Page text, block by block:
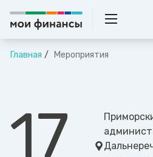
Главная Мероприятия
17